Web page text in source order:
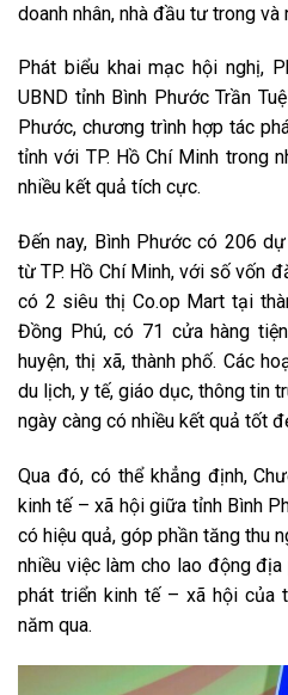
doanh nhân, nhà đầu tư trong và
Phát biểu khai mạc hội nghị,
UBND tỉnh Bình Phước Trần
Phước, chương trình hợp tác
tỉnh với TP. Hồ Chí Minh trong
nhiều kết quả tích cực.
Đến nay, Bình Phước có 206
từ TP. Hồ Chí Minh, với số vốn
có 2 siêu thị Co.op Mart tại
Đồng Phú, có 71 cửa hàng
huyện, thị xã, thành phố. Các
du lịch, y tế, giáo dục, thông tin
ngày càng có nhiều kết quả tốt
Qua đó, có thể khẳng định,
kinh tế – xã hội giữa tỉnh Bình
có hiệu quả, góp phần tăng thu
nhiều việc làm cho lao động
phát triển kinh tế – xã hội của
năm qua.